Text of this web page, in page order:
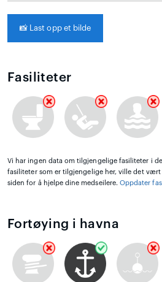
📸 Last opp et bilde
Fasiliteter
Vi har ingen data om tilgjengelige fasiliteter i
fasiliteter som er tilgjengelige her, ville det
siden for å hjelpe dine medseilere. Oppdater
Fortøying i havna